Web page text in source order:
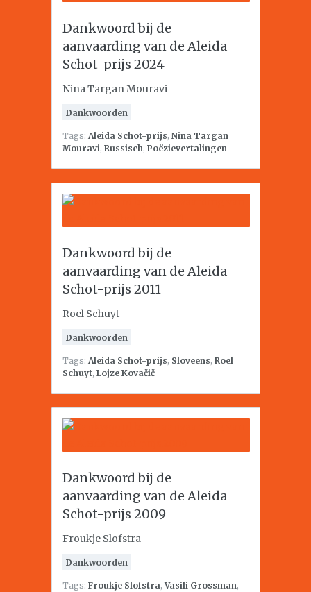
Dankwoord bij de
aanvaarding van de Aleida
Schot-prijs 2024
Nina Targan Mouravi
Dankwoorden
Tags: Aleida Schot-prijs, Nina Targan
Mouravi, Russisch, Poëzievertalingen
Dankwoord bij de
aanvaarding van de Aleida
Schot-prijs 2011
Roel Schuyt
Dankwoorden
Tags: Aleida Schot-prijs, Sloveens, Roel
Schuyt, Lojze Kovačič
Dankwoord bij de
aanvaarding van de Aleida
Schot-prijs 2009
Froukje Slofstra
Dankwoorden
Tags: Froukje Slofstra,Vasili Grossman,